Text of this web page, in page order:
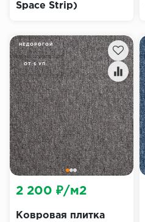
Space Strip)
НЕДОРОГОЙ
ОТ 5 УП.
Ковровая плитка
2 200 ₽/м2